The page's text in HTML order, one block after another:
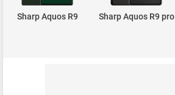
Sharp Aquos R9 Sharp Aquos R9 pro